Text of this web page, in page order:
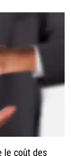
le coût des